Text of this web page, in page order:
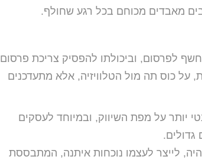
מאבדים מכוחם בכל רגע שחולף.
לפרסום, וביכולתו להפסיק צריכת פרסום
על כוס תה מול הטלוויזיה, אלא מתעדכנים
יותר על מפת השיווק, ובמיוחד לעסקים
גדולים.
לייצר לעצמו נוכחות איתנה, המתבססת